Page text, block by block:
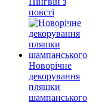
повсті
Новорічне
декорування
пляшки
шампанського